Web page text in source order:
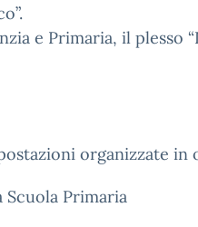
e Primaria, il plesso
organizzate in
Scuola Primaria